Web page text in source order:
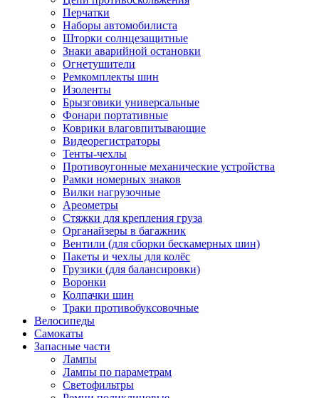
Перчатки
Наборы автомобилиста
Шторки солнцезащитные
Знаки аварийной остановки
Огнетушители
Ремкомплекты шин
Изоленты
Брызговики универсальные
Фонари портативные
Коврики влаговпитывающие
Видеорегистраторы
Тенты-чехлы
Противоугонные механические устройства
Рамки номерных знаков
Вилки нагрузочные
Ареометры
Стяжки для крепления груза
Органайзеры в багажник
Вентили (для сборки бескамерных шин)
Пакеты и чехлы для колёс
Грузики (для балансировки)
Воронки
Колпачки шин
Траки противобуксовочные
Велосипеды
Самокаты
Запасные части
Лампы
Лампы по параметрам
Светофильтры